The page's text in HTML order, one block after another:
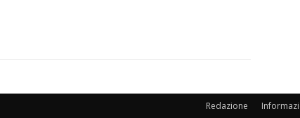
Redazione